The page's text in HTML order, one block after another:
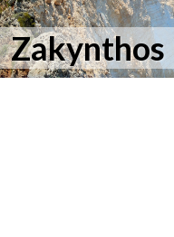
Zakynthos